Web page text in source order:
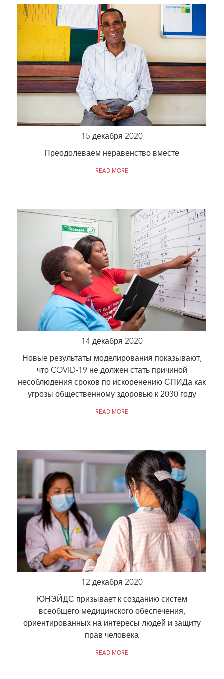
15 декабря 2020
Преодолеваем неравенство вместе
READ MORE
14 декабря 2020
Новые результаты моделирования показывают,
что COVID-19 не должен стать причиной
несоблюдения сроков по искоренению СПИДа как
угрозы общественному здоровью к 2030 году
READ MORE
12 декабря 2020
ЮНЭЙДС призывает к созданию систем
всеобщего медицинского обеспечения,
ориентированных на интересы людей и защиту
прав человека
READ MORE